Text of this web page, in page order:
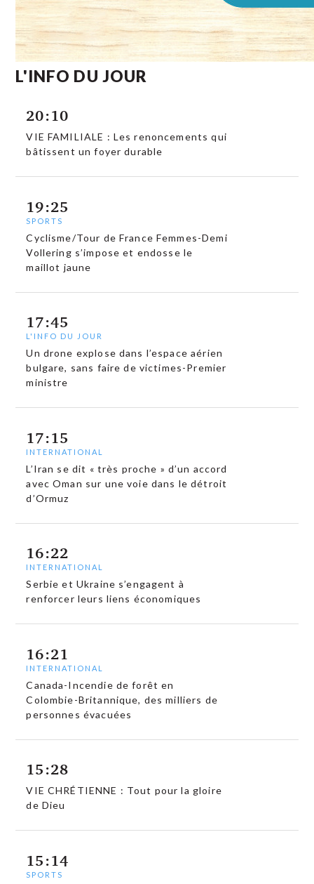
L'INFO DU JOUR
20:10
VIE FAMILIALE : Les renoncements qui
bâtissent un foyer durable
19:25
SPORTS
Cyclisme/Tour de France Femmes-Demi
Vollering s’impose et endosse le
maillot jaune
17:45
L'INFO DU JOUR
Un drone explose dans l’espace aérien
bulgare, sans faire de victimes-Premier
ministre
17:15
INTERNATIONAL
L’Iran se dit « très proche » d’un accord
avec Oman sur une voie dans le détroit
d’Ormuz
16:22
INTERNATIONAL
Serbie et Ukraine s’engagent à
renforcer leurs liens économiques
16:21
INTERNATIONAL
Canada-Incendie de forêt en
Colombie-Britannique, des milliers de
personnes évacuées
15:28
VIE CHRÉTIENNE : Tout pour la gloire
de Dieu
15:14
SPORTS